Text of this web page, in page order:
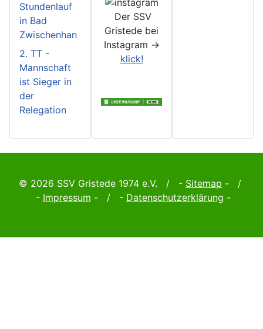
Stundenlauf
in Bad
Zwischenhan
2. TT -
Mannschaft
ist Sieger in
der
Relegation
Der SSV
Gristede bei
Instagram ->
klick!
© 2026 SSV Gristede 1974 e.V. / - Sitemap - /
- Impressum - / - Datenschutzerklärung -